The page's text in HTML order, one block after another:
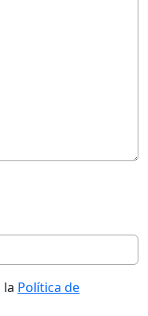
la Política de